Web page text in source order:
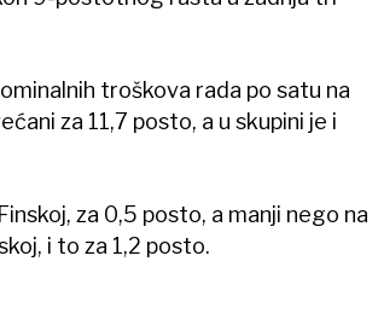
troškova rada po satu na
za 11,7 posto, a u skupini je i
za 0,5 posto, a manji nego na
i to za 1,2 posto.